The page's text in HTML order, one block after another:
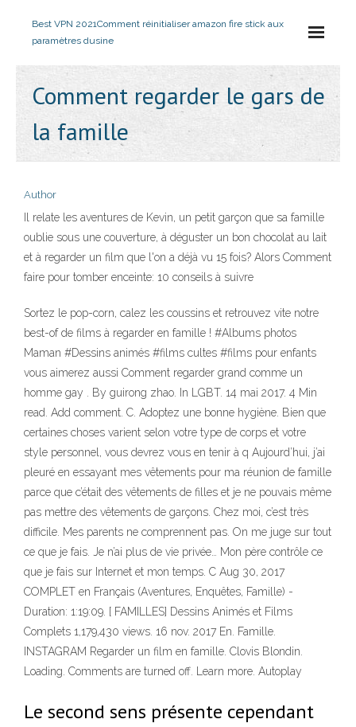
Best VPN 2021Comment réinitialiser amazon fire stick aux
paramètres dusine
Comment regarder le gars de
la famille
Author
Il relate les aventures de Kevin, un petit garçon que sa famille
oublie sous une couverture, à déguster un bon chocolat au lait
et à regarder un film que l'on a déjà vu 15 fois? Alors Comment
faire pour tomber enceinte: 10 conseils à suivre
Sortez le pop-corn, calez les coussins et retrouvez vite notre
best-of de films à regarder en famille ! #Albums photos
Maman #Dessins animés #films cultes #films pour enfants
vous aimerez aussi Comment regarder grand comme un
homme gay . By guirong zhao. In LGBT. 14 mai 2017. 4 Min
read. Add comment. C. Adoptez une bonne hygiène. Bien que
certaines choses varient selon votre type de corps et votre
style personnel, vous devrez vous en tenir à q Aujourd’hui, j’ai
pleuré en essayant mes vêtements pour ma réunion de famille
parce que c’était des vêtements de filles et je ne pouvais même
pas mettre des vêtements de garçons. Chez moi, c’est très
difficile. Mes parents ne comprennent pas. On me juge sur tout
ce que je fais. Je n’ai plus de vie privée… Mon père contrôle ce
que je fais sur Internet et mon temps. C Aug 30, 2017
COMPLET en Français (Aventures, Enquêtes, Famille) -
Duration: 1:19:09. [ FAMILLES] Dessins Animés et Films
Complets 1,179,430 views. 16 nov. 2017 En. Famille.
INSTAGRAM Regarder un film en famille. Clovis Blondin.
Loading. Comments are turned off. Learn more. Autoplay
Le second sens présente cependant